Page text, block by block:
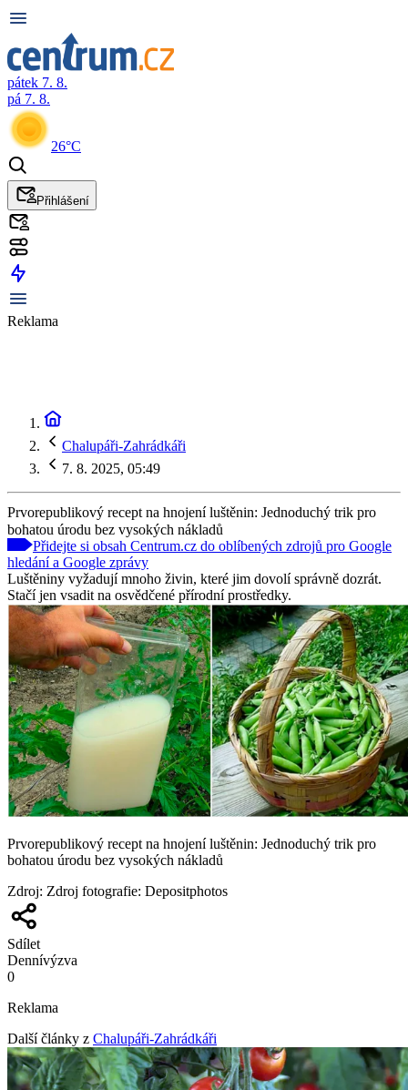
pátek 7. 8.
pá 7. 8.
26°C
Přihlášení
Reklama
Chalupáři-Zahrádkáři
7. 8. 2025, 05:49
Prvorepublikový recept na hnojení luštěnin: Jednoduchý trik pro
bohatou úrodu bez vysokých nákladů
Přidejte si obsah Centrum.cz do oblíbených zdrojů pro Google
hledání a Google zprávy
Luštěniny vyžadují mnoho živin, které jim dovolí správně dozrát.
Stačí jen vsadit na osvědčené přírodní prostředky.
Prvorepublikový recept na hnojení luštěnin: Jednoduchý trik pro
bohatou úrodu bez vysokých nákladů
Zdroj: Zdroj fotografie: Depositphotos
Sdílet
Dennívýzva
0
Reklama
Další články z Chalupáři-Zahrádkáři